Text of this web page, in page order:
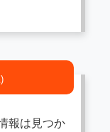
報は見つか